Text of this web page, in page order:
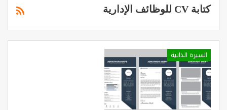
كتابة CV للوظائف الإدارية
السيرة الذاتية